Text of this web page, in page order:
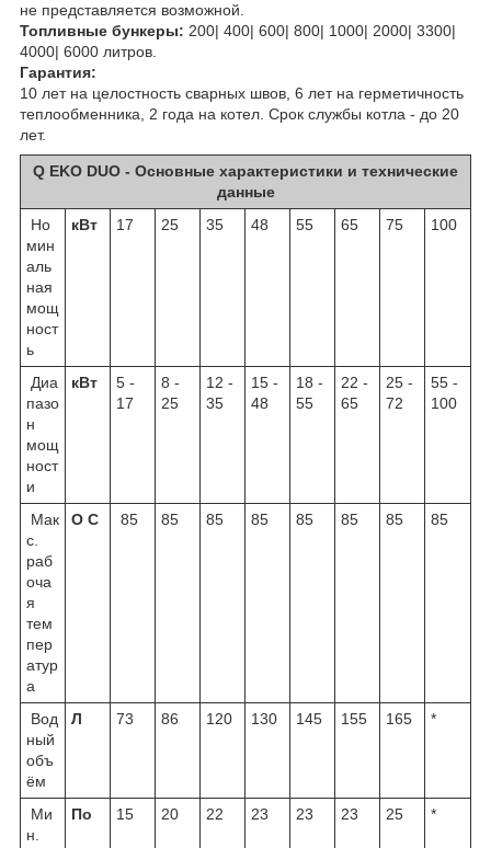
не представляется возможной.
Топливные бункеры: 200| 400| 600| 800| 1000| 2000| 3300|
4000| 6000 литров.
Гарантия:
10 лет на целостность сварных швов, 6 лет на герметичность
теплообменника, 2 года на котел. Срок службы котла - до 20
лет.
Q EKO DUO - Основные характеристики и технические
данные
Но
мин
аль
ная
мощ
ност
ь
кВт 17 25 35 48 55 65 75 100
Диа
пазо
н
мощ
ност
и
кВт
5 -
17
8 -
25
12 -
35
15 -
48
18 -
55
22 -
65
25 -
72
55 -
100
Мак
с.
раб
оча
я
тем
пер
атур
а
О С 85 85 85 85 85 85 85 85
Вод
ный
объ
ём
Л 73 86 120 130 145 155 165 *
Ми
н.
По 15 20 22 23 23 23 25 *